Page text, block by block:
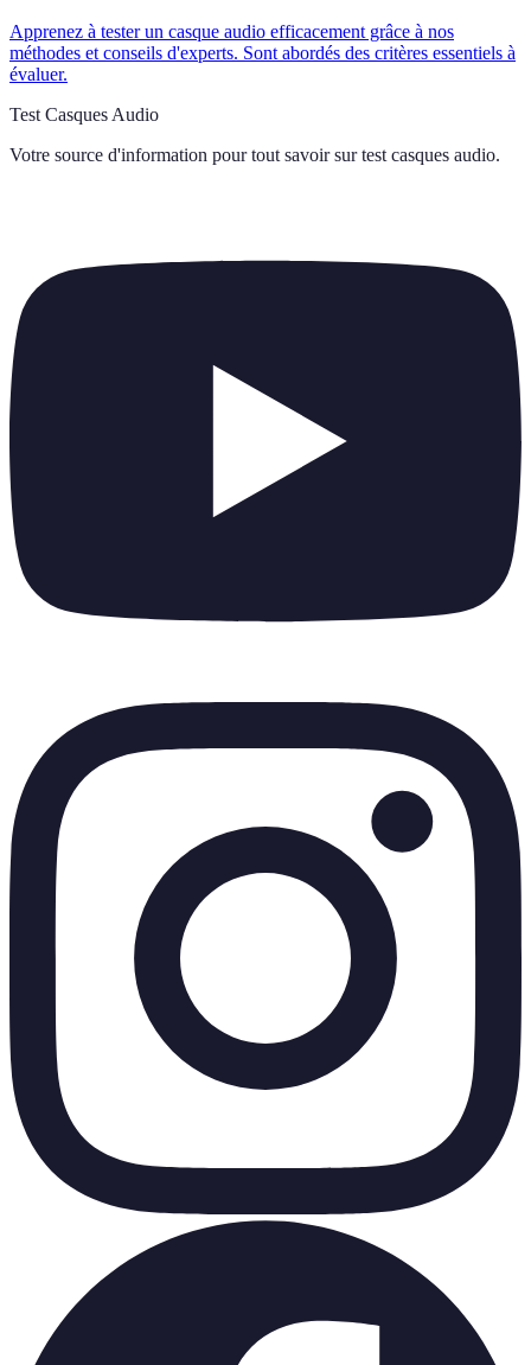
Apprenez à tester un casque audio efficacement grâce à nos
méthodes et conseils d'experts. Sont abordés des critères essentiels à
évaluer.
Test Casques Audio
Votre source d'information pour tout savoir sur test casques audio.